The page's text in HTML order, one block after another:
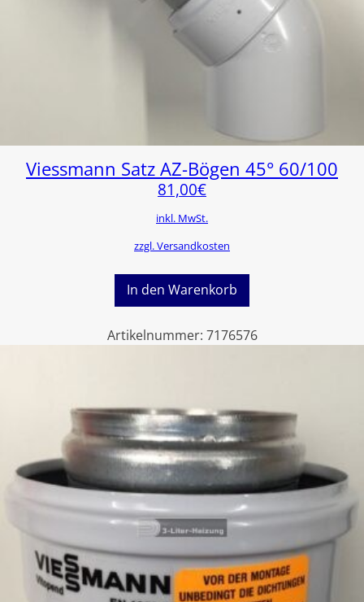
Viessmann Satz AZ-Bögen 45° 60/100
81,00€
inkl. MwSt.
zzgl. Versandkosten
In den Warenkorb
Artikelnummer: 7176576